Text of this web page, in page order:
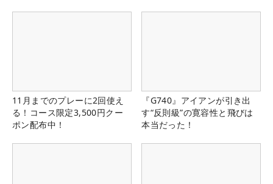
11月までのプレーに2回使え
る！コース限定3,500円クー
ポン配布中！
『G740』アイアンが引き出
す“反則級”の寛容性と飛びは
本当だった！